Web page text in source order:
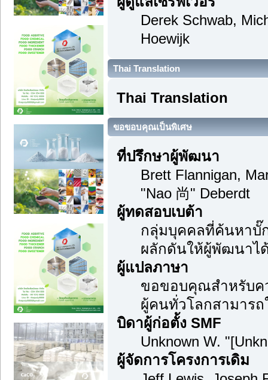
Derek Schwab,
Hoewijk
Thai Translation
Thai Translation
ขอขอบคุณเป็นพิเศษ
ที่ปรึกษาผู้พัฒนา
Brett Flannigan,
"Nao 尚" Deberdt
ผู้ทดสอบเบต้า
กลุ่มบุคคลที่ค้นหาบั๊
ผลักดันให้ผู้พัฒนาไ
ผู้แปลภาษา
ขอขอบคุณสำหรับค
ผู้คนทั่วโลกสามารถ
บิดาผู้ก่อตั้ง SMF
Unknown W.
ผู้จัดการโครงการเดิม